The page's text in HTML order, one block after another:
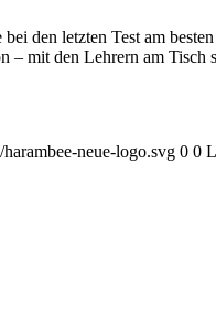
den letzten Test am
mit den Lehrern am Tisch
neue-logo.svg 0 0